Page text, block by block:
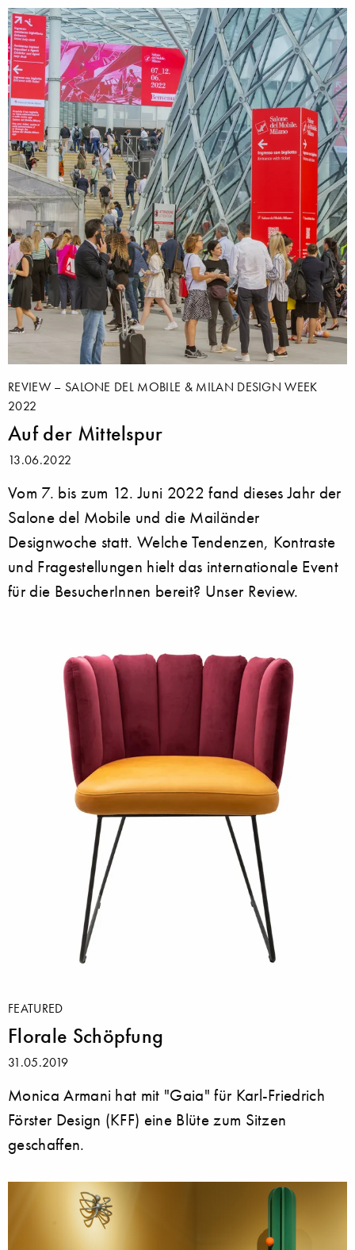
REVIEW – SALONE DEL MOBILE & MILAN DESIGN WEEK
2022
Auf der Mittelspur
13.06.2022
Vom 7. bis zum 12. Juni 2022 fand dieses Jahr der
Salone del Mobile und die Mailänder
Designwoche statt. Welche Tendenzen, Kontraste
und Fragestellungen hielt das internationale Event
für die BesucherInnen bereit? Unser Review.
FEATURED
Florale Schöpfung
31.05.2019
Monica Armani hat mit "Gaia" für Karl-Friedrich
Förster Design (KFF) eine Blüte zum Sitzen
geschaffen.